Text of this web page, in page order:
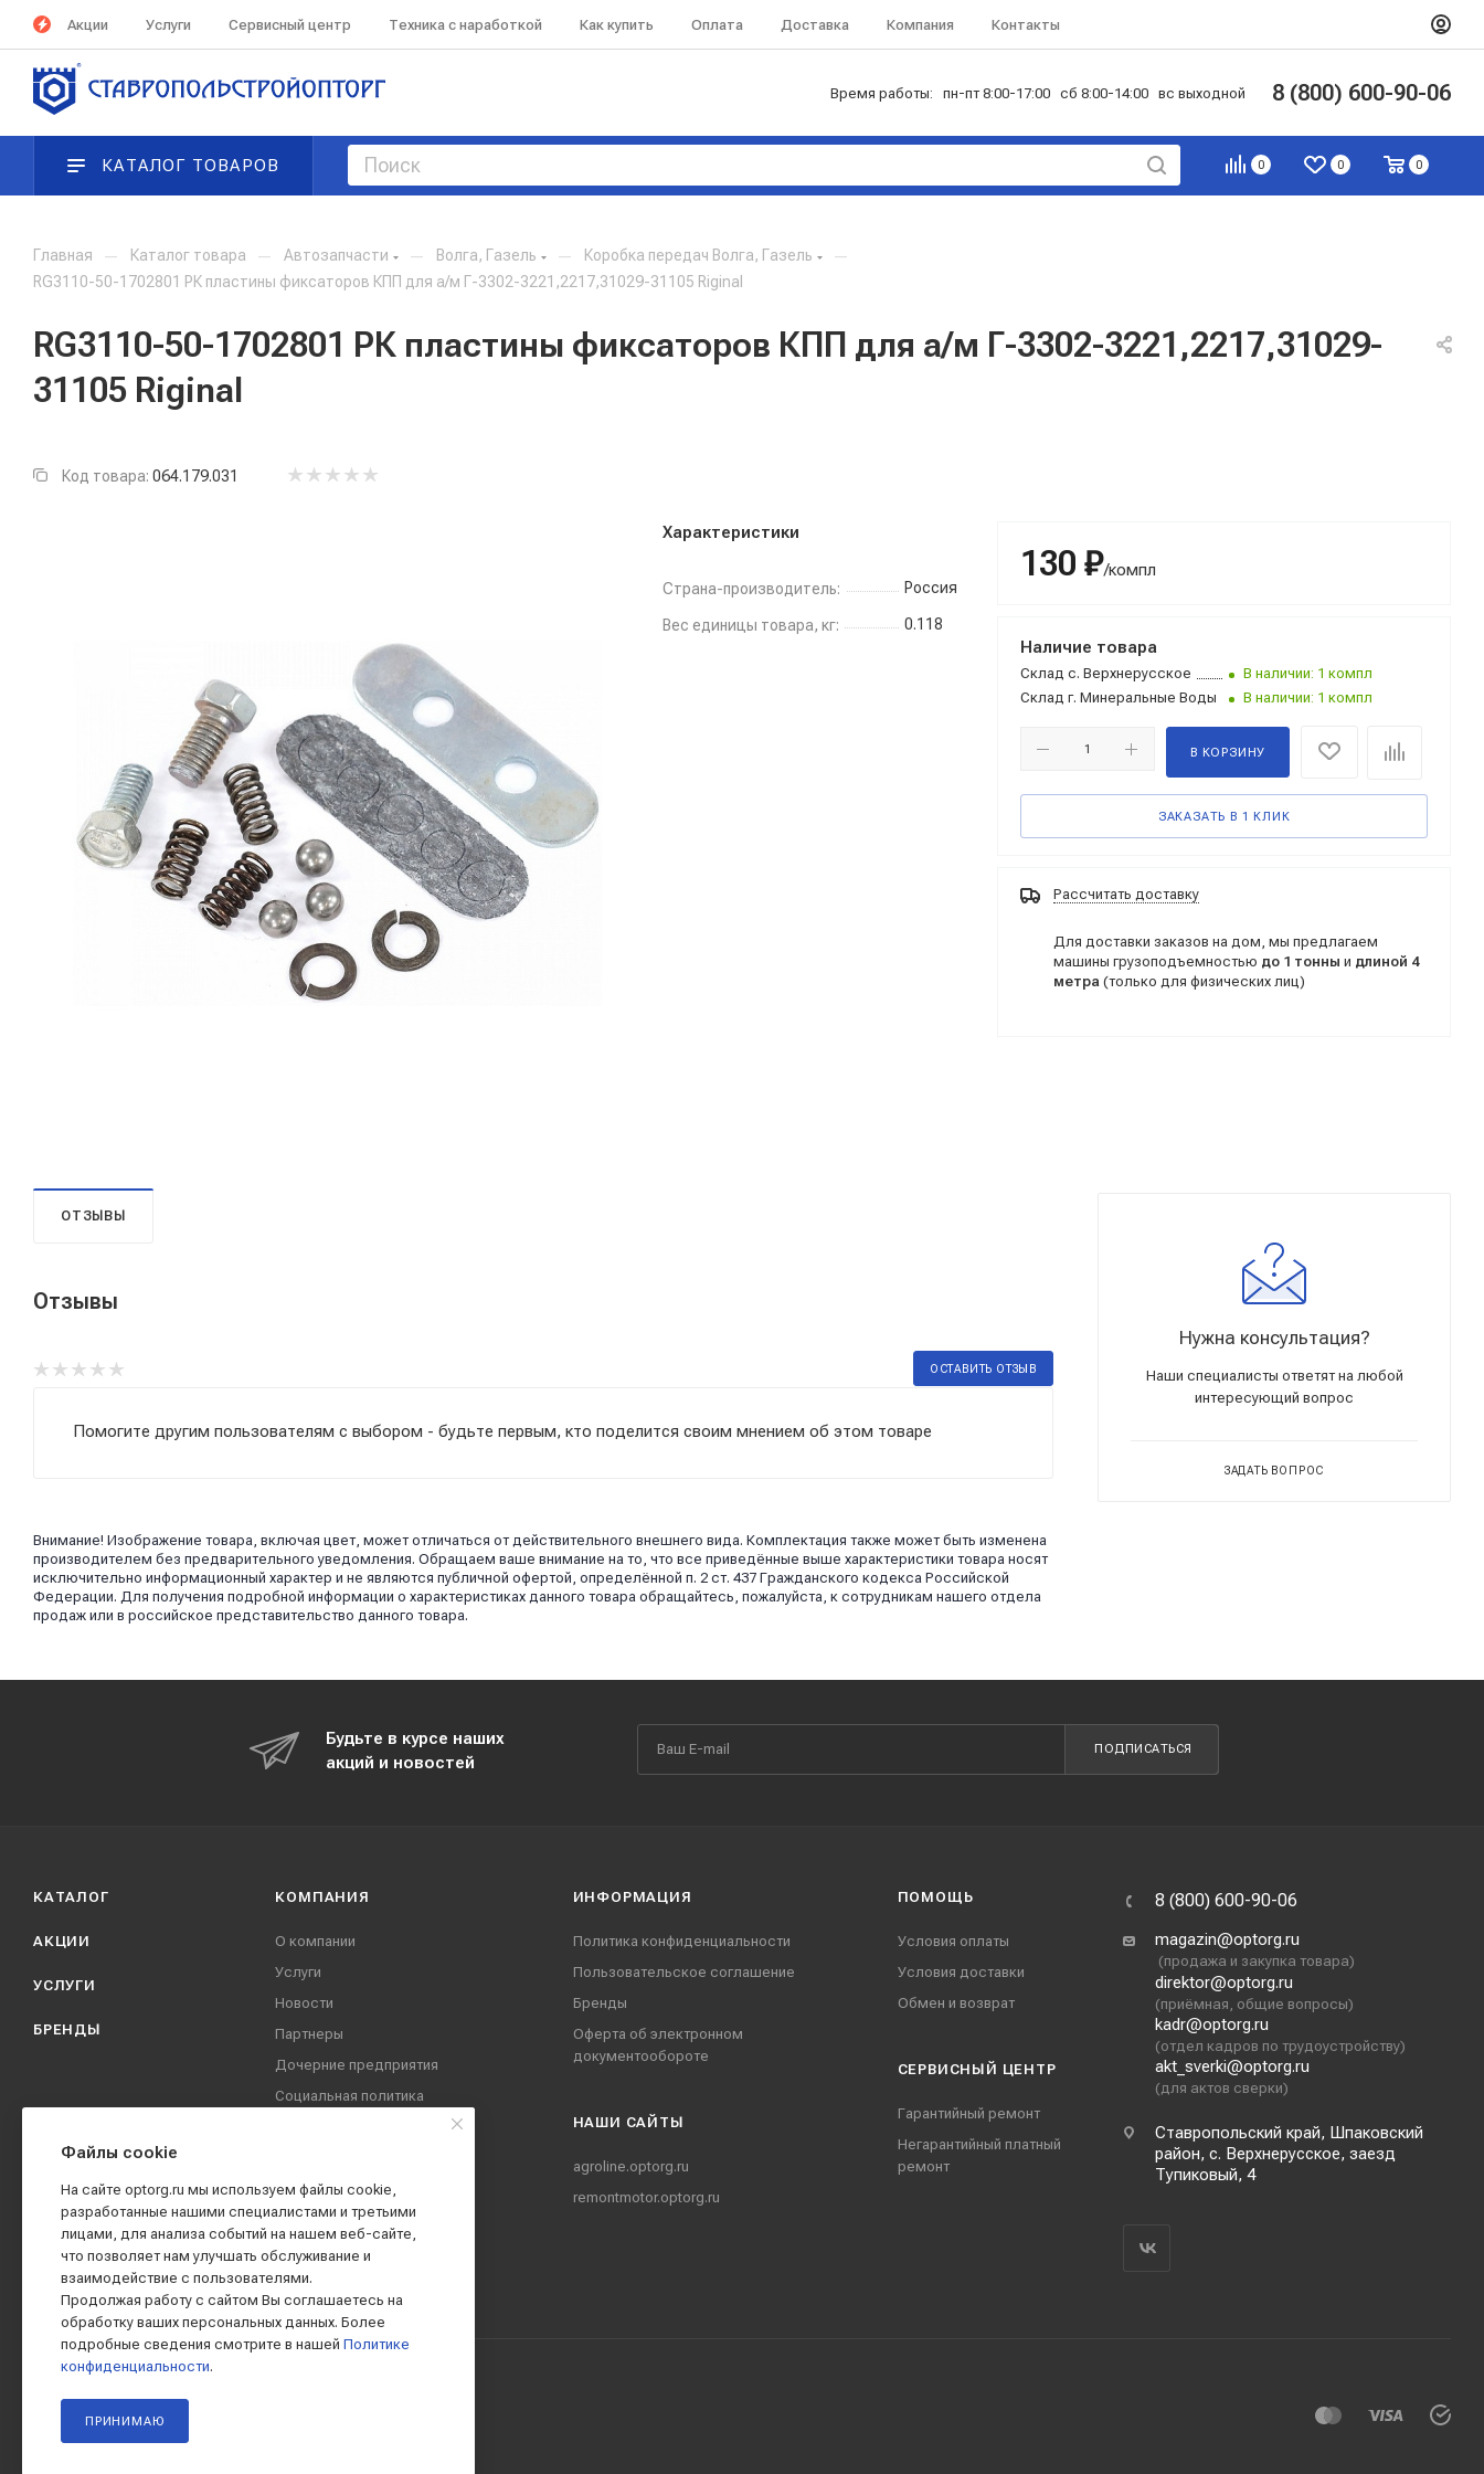
Акции Услуги Сервисный центр Техника с наработкой Как купить Оплата Доставка Компания Контакты
Время работы: пн-пт 8:00-17:00 сб 8:00-14:00 вс выходной 8 (800) 600-90-06
0 0 0
КАТАЛОГ ТОВАРОВ
Главная — Каталог товара — Автозапчасти — Волга, Газель — Коробка передач Волга, Газель —
RG3110-50-1702801 РК пластины фиксаторов КПП для а/м Г-3302-3221,2217,31029-31105 Riginal
RG3110-50-1702801 РК пластины фиксаторов КПП для а/м Г-3302-3221,2217,31029-
31105 Riginal
Код товара: 064.179.031
Характеристики
Страна-производитель: Россия
Вес единицы товара, кг: 0.118
130 ₽/компл
Наличие товара
Склад с. Верхнерусское
В наличии: 1 компл
Склад г. Минеральные Воды В наличии: 1 компл
В КОРЗИНУ
ЗАКАЗАТЬ В 1 КЛИК
Рассчитать доставку
Для доставки заказов на дом, мы предлагаем
машины грузоподъемностью до 1 тонны и длиной 4
метра (только для физических лиц)
ОТЗЫВЫ
Отзывы
ОСТАВИТЬ ОТЗЫВ
Помогите другим пользователям с выбором - будьте первым, кто поделится своим мнением об этом товаре
Внимание! Изображение товара, включая цвет, может отличаться от действительного внешнего вида. Комплектация также может быть изменена
производителем без предварительного уведомления. Обращаем ваше внимание на то, что все приведённые выше характеристики товара носят
исключительно информационный характер и не являются публичной офертой, определённой п. 2 ст. 437 Гражданского кодекса Российской
Федерации. Для получения подробной информации о характеристиках данного товара обращайтесь, пожалуйста, к сотрудникам нашего отдела
продаж или в российское представительство данного товара.
Нужна консультация?
Наши специалисты ответят на любой
интересующий вопрос
ЗАДАТЬ ВОПРОС
Будьте в курсе наших
акций и новостей
ПОДПИСАТЬСЯ
КАТАЛОГ
АКЦИИ
УСЛУГИ
БРЕНДЫ
КОМПАНИЯ
О компании
Услуги
Новости
Партнеры
Дочерние предприятия
Социальная политика
Вакансии
Реквизиты
Контакты
ИНФОРМАЦИЯ
Политика конфиденциальности
Пользовательское соглашение
Бренды
Оферта об электронном
документообороте
НАШИ CАЙТЫ
agroline.optorg.ru
remontmotor.optorg.ru
ПОМОЩЬ
Условия оплаты
Условия доставки
Обмен и возврат
СЕРВИСНЫЙ ЦЕНТР
Гарантийный ремонт
Негарантийный платный
ремонт
8 (800) 600-90-06
magazin@optorg.ru
(продажа и закупка товара)
direktor@optorg.ru
(приёмная, общие вопросы)
kadr@optorg.ru
(отдел кадров по трудоустройству)
akt_sverki@optorg.ru
(для актов сверки)
Ставропольский край, Шпаковский
район, с. Верхнерусское, заезд
Тупиковый, 4
Файлы cookie
На сайте optorg.ru мы используем файлы cookie,
разработанные нашими специалистами и третьими
лицами, для анализа событий на нашем веб-сайте,
что позволяет нам улучшать обслуживание и
взаимодействие с пользователями.
Продолжая работу с сайтом Вы соглашаетесь на
обработку ваших персональных данных. Более
подробные сведения смотрите в нашей Политике
конфиденциальности.
ПРИНИМАЮ